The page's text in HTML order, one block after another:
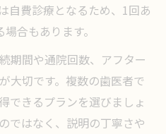
自費診療となるため、1回あ
合もあります。
期間や通院回数、アフター
大切です。複数の歯医者で
できるプランを選びましょ
ではなく、説明の丁寧さや